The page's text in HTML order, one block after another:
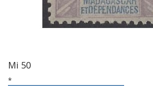
Mi 50
*